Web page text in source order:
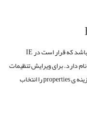
پوشه ای که محتویات آن صفحات وب سایتی می باشد که قرار است در IE
کامپیوتر کلاینت مشاهده شود، Home Directory نام دارد. برای ویرایش تنظیمات
مربوط به آن، روی وب سایت کلیک راست کرده و گزینه ی properties را انتخاب